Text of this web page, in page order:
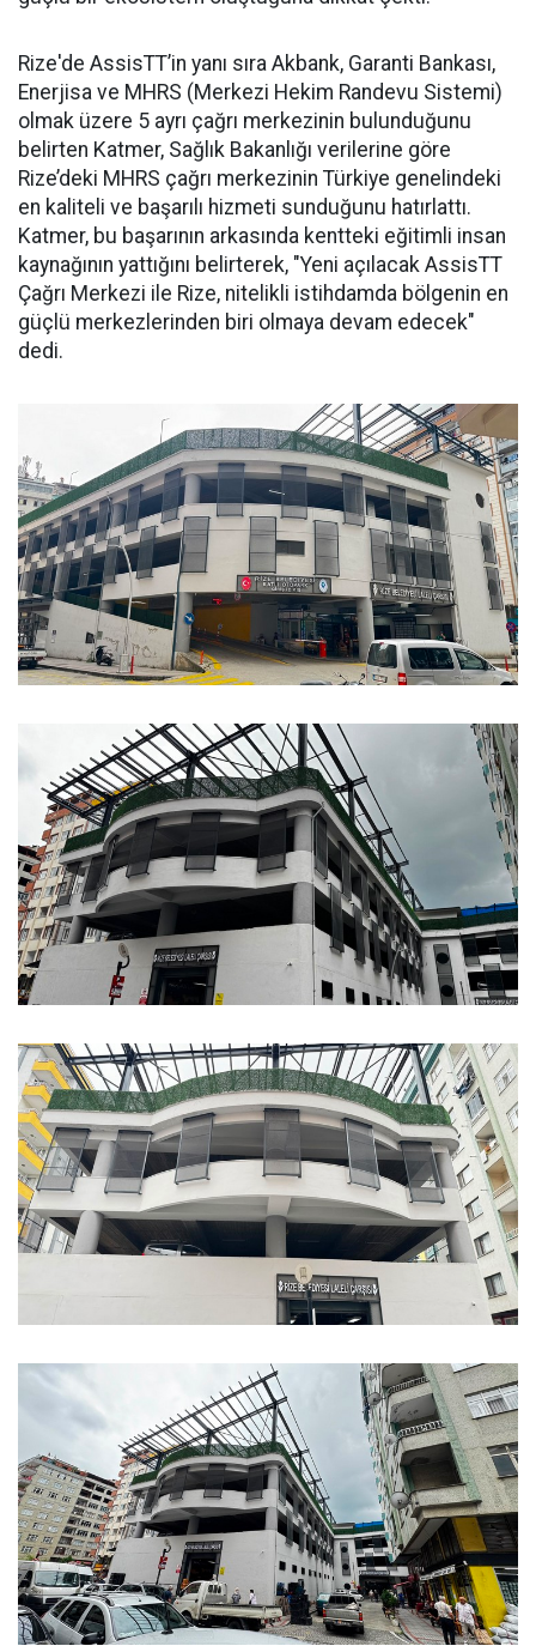
Rize'de AssisTT’in yanı sıra Akbank, Garanti Bankası,
Enerjisa ve MHRS (Merkezi Hekim Randevu Sistemi)
olmak üzere 5 ayrı çağrı merkezinin bulunduğunu
belirten Katmer, Sağlık Bakanlığı verilerine göre
Rize’deki MHRS çağrı merkezinin Türkiye genelindeki
en kaliteli ve başarılı hizmeti sunduğunu hatırlattı.
Katmer, bu başarının arkasında kentteki eğitimli insan
kaynağının yattığını belirterek, "Yeni açılacak AssisTT
Çağrı Merkezi ile Rize, nitelikli istihdamda bölgenin en
güçlü merkezlerinden biri olmaya devam edecek"
dedi.